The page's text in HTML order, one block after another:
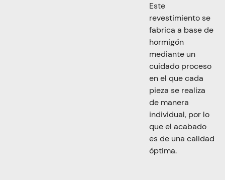
Este
revestimiento se
fabrica a base de
hormigón
mediante un
cuidado proceso
en el que cada
pieza se realiza
de manera
individual, por lo
que el acabado
es de una calidad
óptima.